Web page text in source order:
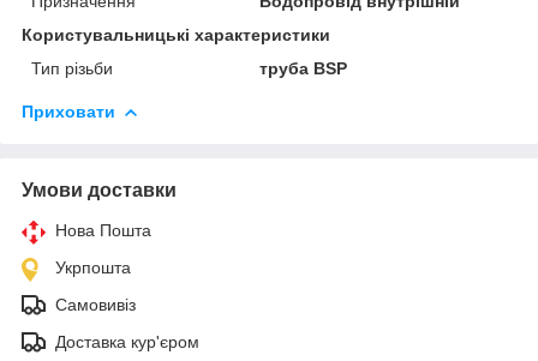
Користувальницькі характеристики
Тип різьби
труба BSP
Приховати
Умови доставки
Нова Пошта
Укрпошта
Самовивіз
Доставка кур'єром